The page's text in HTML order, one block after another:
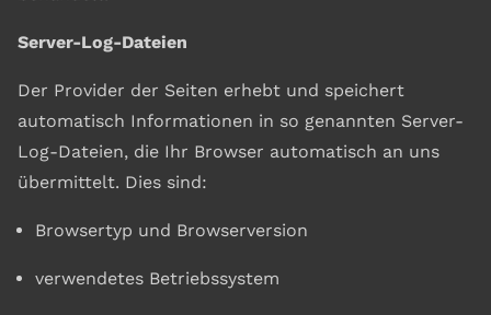
Server-Log-Dateien
Der Provider der Seiten erhebt und speichert
automatisch Informationen in so genannten Server-
Log-Dateien, die Ihr Browser automatisch an uns
übermittelt. Dies sind:
Browsertyp und Browserversion
verwendetes Betriebssystem